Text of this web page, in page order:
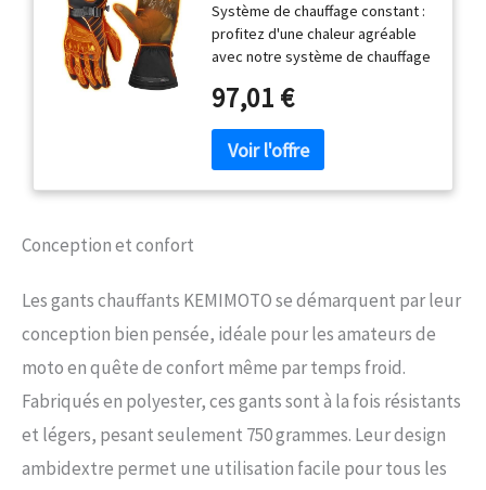
Indépendantes, Rétention
de Chaleur de -20℃ à -5℃,
Imperméables et 3 Modes
de Chauffage, Batterie
3000 mAh, Résistants à
l'usure
Système de chauffage constant :
profitez d'une chaleur agréable
avec notre système de chauffage
niveaux réglables (haut, moyen,
bas). En appuyant longuement sur
l'interrupteur (3 à 5 secondes), le
système peut être facilement
allumé ou éteint. Profitez d'une
(niveau bas) Réchauffement
uniforme : nos gants chauffants
de la chaleur grâce aux surfaces
de chauffage complètes sur les
doublure intérieure en velours
doux offre une double protection
97,01 €
Conception et confort
Les gants chauffants KEMIMOTO se démarquent par leur
conception bien pensée, idéale pour les amateurs de
moto en quête de confort même par temps froid.
Fabriqués en polyester, ces gants sont à la fois résistants
et légers, pesant seulement 750 grammes. Leur design
ambidextre permet une utilisation facile pour tous les